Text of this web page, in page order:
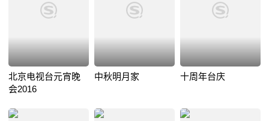
北京电视台元宵晚
会2016
中秋明月家 十周年台庆